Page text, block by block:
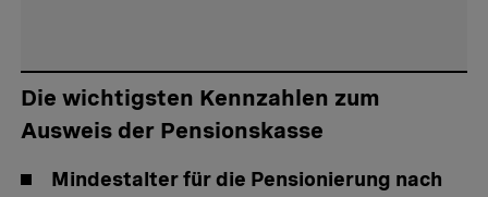
Die wichtigsten Kennzahlen zum
Ausweis der Pensionskasse
Mindestalter für die Pensionierung nach